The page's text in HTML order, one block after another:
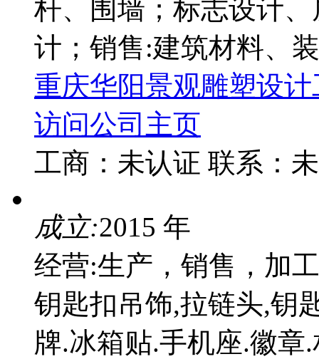
杆、围墙；标志设计
计；销售:建筑材料、
重庆华阳景观雕塑设
访问公司主页
工商： 未认证 联系：
成立:2015 年
经营:生产，销售，加
钥匙扣吊饰,拉链头,钥
牌.冰箱贴.手机座.徽章